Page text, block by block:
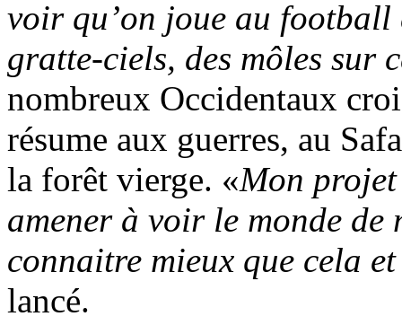
voir qu’on joue au football
gratte-ciels, des môles sur
nombreux Occidentaux
résume aux guerres, au
la forêt vierge. «Mon projet
amener à voir le monde
connaitre mieux que cela
lancé.